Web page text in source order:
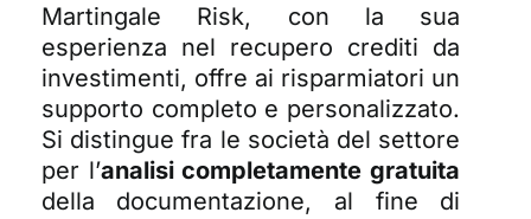
Martingale Risk, con la sua
esperienza nel recupero crediti da
investimenti, offre ai risparmiatori un
supporto completo e personalizzato.
Si distingue fra le società del settore
per l’analisi completamente gratuita
della documentazione, al fine di